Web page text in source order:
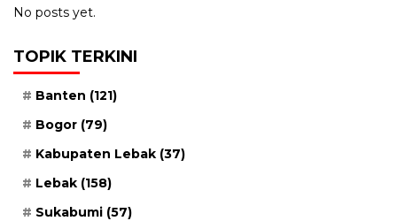
No posts yet.
TOPIK TERKINI
Banten (121)
Bogor (79)
Kabupaten Lebak (37)
Lebak (158)
Sukabumi (57)